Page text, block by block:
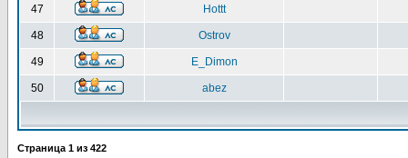
47 Hottt
48 Ostrov
49 E_Dimon
50 abez
Страница 1 из 422